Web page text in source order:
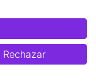
y la
Rechazar